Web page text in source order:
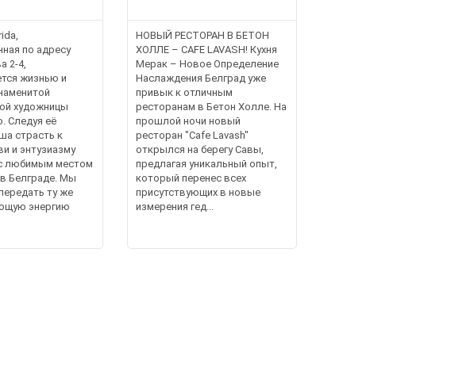
по адресу
2-4,
жизнью и
художницы
Следуя её
страсть к
и энтузиазму
любимым местом
Белграде. Мы
ту же
энергию
НОВЫЙ РЕСТОРАН В БЕТОН
ХОЛЛЕ – CAFE LAVASH! Кухня
Мерак – Новое Определение
Наслаждения Белград уже
привык к отличным
ресторанам в Бетон Холле. На
прошлой ночи новый
ресторан "Cafe Lavash"
открылся на берегу Савы,
предлагая уникальный опыт,
который перенес всех
присутствующих в новые
измерения гед...